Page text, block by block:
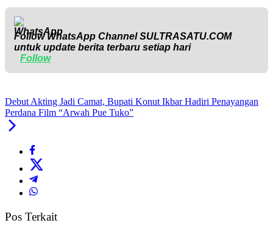
Follow WhatsApp ChannelSULTRASATU.COM
untuk update berita terbaru setiap hari
Follow
Debut Akting Jadi Camat, Bupati Konut Ikbar Hadiri Penayangan
Perdana Film “Arwah Pue Tuko”
Pos Terkait